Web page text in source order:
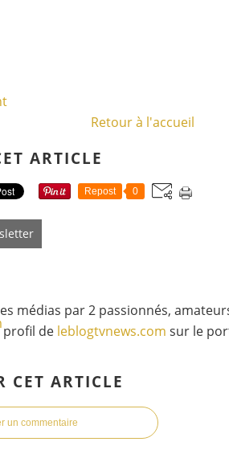
Retour à l'accueil
ARTICLE
Repost 0
médias par 2 passionnés,
profil de leblogtvnews.com sur le
CET ARTICLE
un commentaire